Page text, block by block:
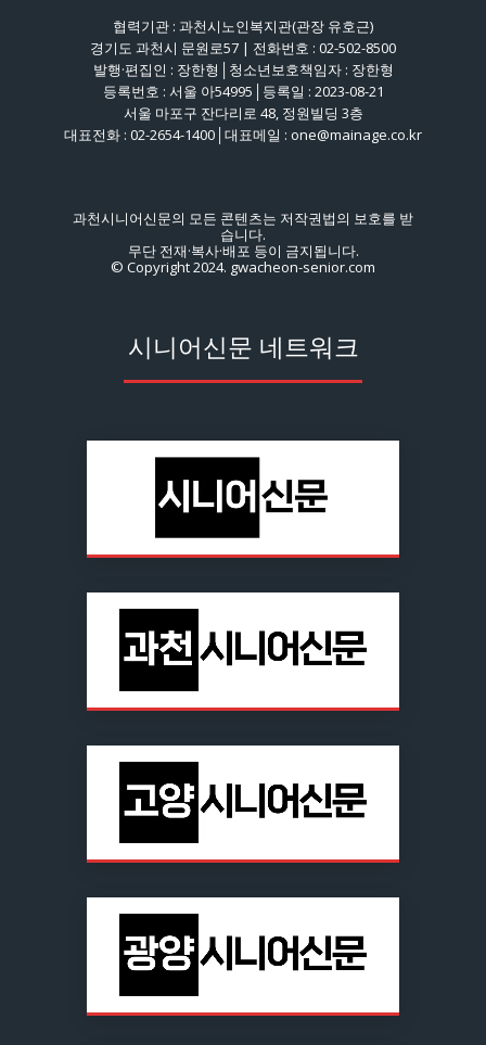
협력기관 : 과천시노인복지관(관장 유호근)
경기도 과천시 문원로57 | 전화번호 : 02-502-8500
발행·편집인 : 장한형│청소년보호책임자 : 장한형
등록번호 : 서울 아54995│등록일 : 2023-08-21
서울 마포구 잔다리로 48, 정원빌딩 3층
대표전화 : 02-2654-1400│대표메일 : one@mainage.co.kr
과천시니어신문의 모든 콘텐츠는 저작권법의 보호를 받
습니다.
무단 전재·복사·배포 등이 금지됩니다.
© Copyright 2024. gwacheon-senior.com
시니어신문 네트워크